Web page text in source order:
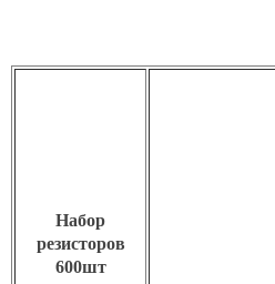
Набор
резисторов
600шт